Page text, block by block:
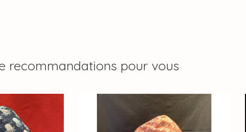
recommandations pour vous